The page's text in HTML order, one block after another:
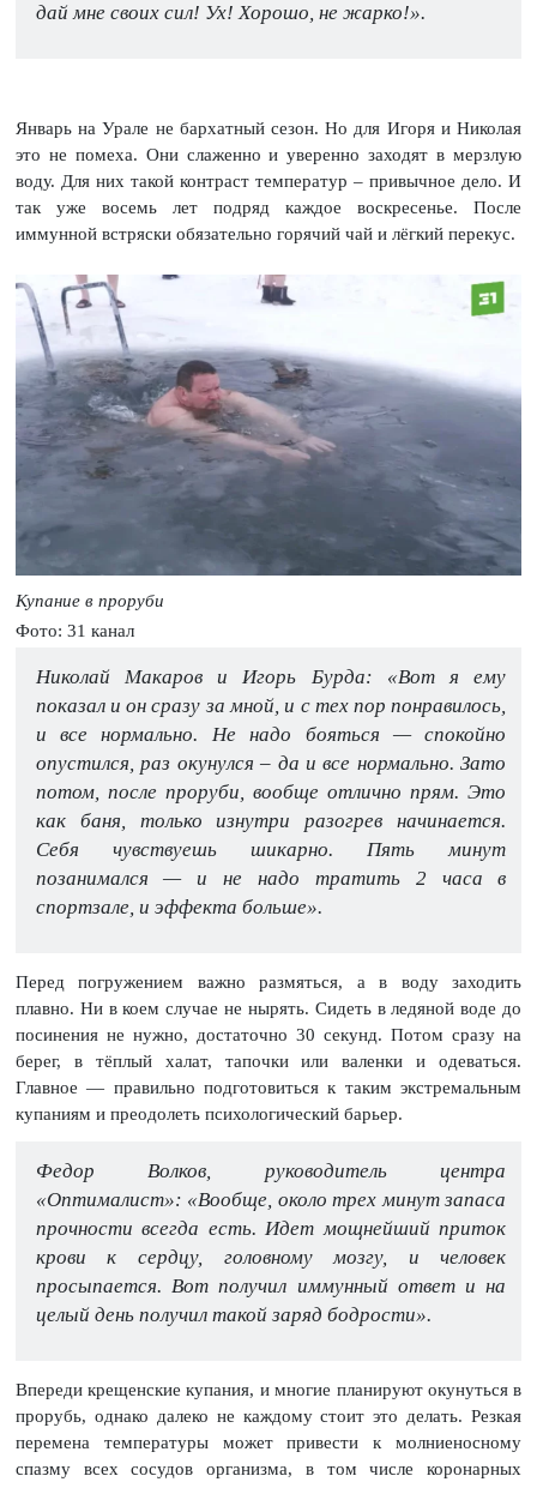
дай мне своих сил! Ух! Хорошо, не жарко!».
Январь на Урале не бархатный сезон. Но для Игоря и Николая
это не помеха. Они слаженно и уверенно заходят в мерзлую
воду. Для них такой контраст температур – привычное дело. И
так уже восемь лет подряд каждое воскресенье. После
иммунной встряски обязательно горячий чай и лёгкий перекус.
Купание в проруби
Фото: 31 канал
Николай Макаров и Игорь Бурда: «Вот я ему
показал и он сразу за мной, и с тех пор понравилось,
и все нормально. Не надо бояться — спокойно
опустился, раз окунулся – да и все нормально. Зато
потом, после проруби, вообще отлично прям. Это
как баня, только изнутри разогрев начинается.
Себя чувствуешь шикарно. Пять минут
позанимался — и не надо тратить 2 часа в
спортзале, и эффекта больше».
Перед погружением важно размяться, а в воду заходить
плавно. Ни в коем случае не нырять. Сидеть в ледяной воде до
посинения не нужно, достаточно 30 секунд. Потом сразу на
берег, в тёплый халат, тапочки или валенки и одеваться.
Главное — правильно подготовиться к таким экстремальным
купаниям и преодолеть психологический барьер.
Федор Волков, руководитель центра
«Оптималист»: «Вообще, около трех минут запаса
прочности всегда есть. Идет мощнейший приток
крови к сердцу, головному мозгу, и человек
просыпается. Вот получил иммунный ответ и на
целый день получил такой заряд бодрости».
Впереди крещенские купания, и многие планируют окунуться в
прорубь, однако далеко не каждому стоит это делать. Резкая
перемена температуры может привести к молниеносному
спазму всех сосудов организма, в том числе коронарных